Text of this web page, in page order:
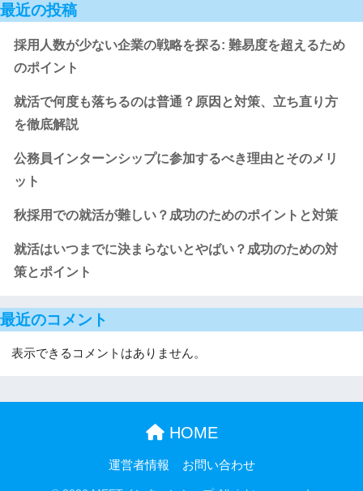
最近の投稿
採用人数が少ない企業の戦略を探る: 難易度を超えるため
のポイント
就活で何度も落ちるのは普通？原因と対策、立ち直り方
を徹底解説
公務員インターンシップに参加するべき理由とそのメリ
ット
秋採用での就活が難しい？成功のためのポイントと対策
就活はいつまでに決まらないとやばい？成功のための対
策とポイント
最近のコメント
表示できるコメントはありません。
HOME
運営者情報 お問い合わせ